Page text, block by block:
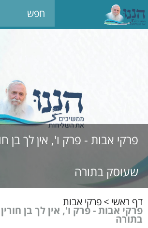
פרקי אבות - פרק ו', אין לך בן
שעוסק בתורה
דף ראשי >פרקי אבות
פרקי אבות - פרק ו', אין לך בן
בתורה